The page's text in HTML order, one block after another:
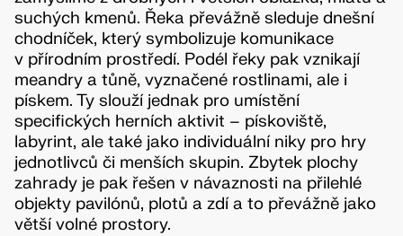
suchých kmenů. Řeka převážně sleduje dnešní
chodníček, který symbolizuje komunikace
v přírodním prostředí. Podél řeky pak vznikají
meandry a tůně, vyznačené rostlinami, ale i
pískem. Ty slouží jednak pro umístění
specifických herních aktivit – pískoviště,
labyrint, ale také jako individuální niky pro hry
jednotlivců či menších skupin. Zbytek plochy
zahrady je pak řešen v návaznosti na přilehlé
objekty pavilónů, plotů a zdí a to převážně jako
větší volné prostory.